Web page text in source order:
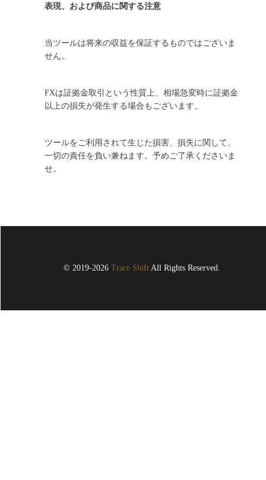
表現、および商品に関する注意
当ツールは将来の収益を保証するものではございま
せん。
FXは証拠金取引という性質上、相場急変時に証拠金
以上の損失が発生する場合もございます。
ツールをご利用されて生じた損害、損失に関して、
一切の責任を負い兼ねます。予めご了承くださいま
せ。
© 2019-2026 Trace Shift All Rights Reserved.